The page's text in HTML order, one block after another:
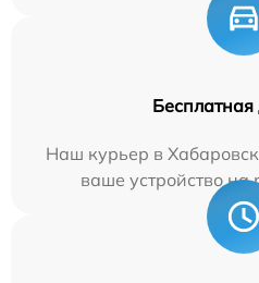
Бесплатная
Наш курьер в
ваше устройство на